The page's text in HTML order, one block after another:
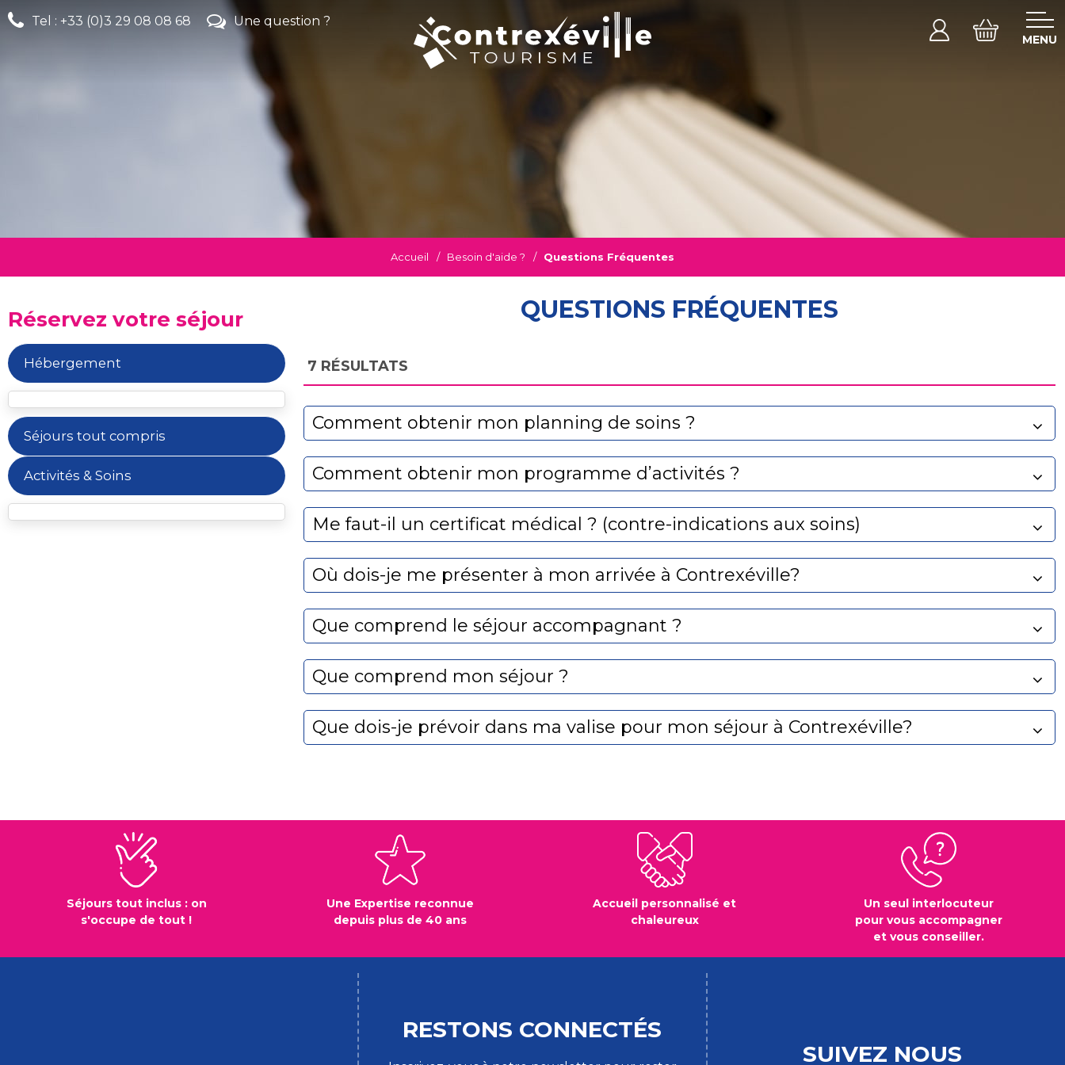
Tel : +33 (0)3 29 08 08 68 Une question ?
MENU
Accueil / Besoin d'aide ? / Questions Fréquentes
Réservez votre séjour
Hébergement
Séjours tout compris
Activités & Soins
QUESTIONS FRÉQUENTES
7 RÉSULTATS
Comment obtenir mon planning de soins ?
Comment obtenir mon programme d’activités ?
Me faut-il un certificat médical ? (contre-indications aux soins)
Où dois-je me présenter à mon arrivée à Contrexéville?
Que comprend le séjour accompagnant ?
Que comprend mon séjour ?
Que dois-je prévoir dans ma valise pour mon séjour à Contrexéville?
Séjours tout inclus : on
s'occupe de tout !
Une Expertise reconnue
depuis plus de 40 ans
Accueil personnalisé et
chaleureux
Un seul interlocuteur
pour vous accompagner
et vous conseiller.
RESTONS CONNECTÉS
SUIVEZ NOUS